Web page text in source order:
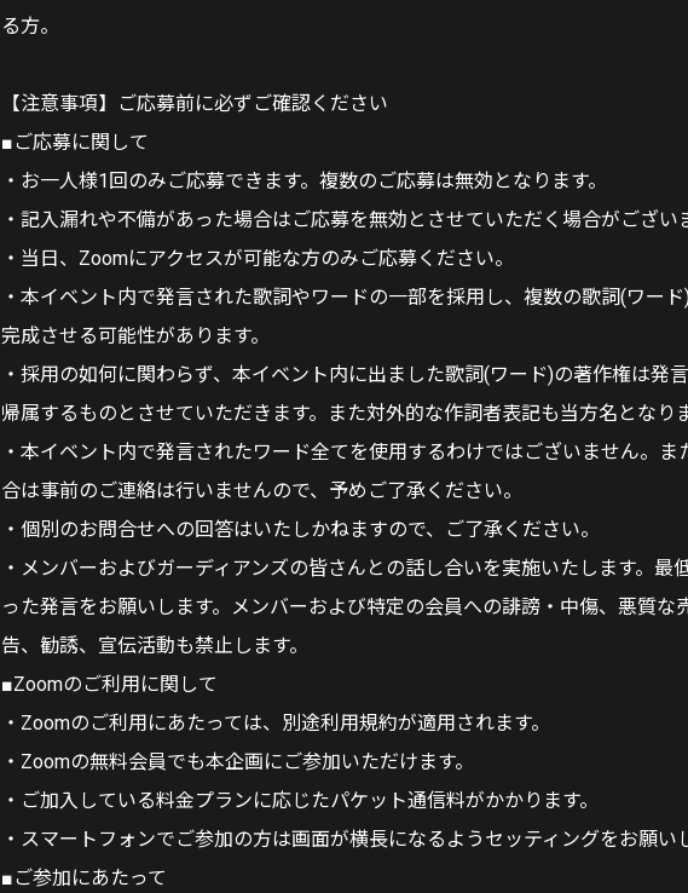
る方。
【注意事項】ご応募前に必ずご確認ください
■ご応募に関して
・お一人様1回のみご応募できます。複数のご応募は無効となります。
・記入漏れや不備があった場合はご応募を無効とさせていただく場合がござい
・当日、Zoomにアクセスが可能な方のみご応募ください。
・本イベント内で発言された歌詞やワードの一部を採用し、複数の歌詞(ワー
完成させる可能性があります。
・採用の如何に関わらず、本イベント内に出ました歌詞(ワード)の著作権は発
帰属するものとさせていただきます。また対外的な作詞者表記も当方名となりま
・本イベント内で発言されたワード全てを使用するわけではございません。ま
合は事前のご連絡は行いませんので、予めご了承ください。
・個別のお問合せへの回答はいたしかねますので、ご了承ください。
・メンバーおよびガーディアンズの皆さんとの話し合いを実施いたします。最
った発言をお願いします。メンバーおよび特定の会員への誹謗・中傷、悪質な
告、勧誘、宣伝活動も禁止します。
■Zoomのご利用に関して
・Zoomのご利用にあたっては、別途利用規約が適用されます。
・Zoomの無料会員でも本企画にご参加いただけます。
・ご加入している料金プランに応じたパケット通信料がかかります。
・スマートフォンでご参加の方は画面が横長になるようセッティングをお願い
■ご参加にあたって